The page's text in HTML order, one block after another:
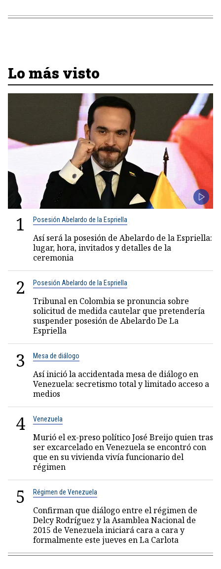
Lo más visto
1 Posesión Abelardo de la Espriella
Así será la posesión de Abelardo de la Espriella:
lugar, hora, invitados y detalles de la
ceremonia
2 Posesión Abelardo de la Espriella
Tribunal en Colombia se pronuncia sobre
solicitud de medida cautelar que pretendería
suspender posesión de Abelardo De La
Espriella
3 Mesa de diálogo
Así inició la accidentada mesa de diálogo en
Venezuela: secretismo total y limitado acceso a
medios
4 Venezuela
Murió el ex-preso político José Breijo quien tras
ser excarcelado en Venezuela se encontró con
que en su vivienda vivía funcionario del
régimen
5 Régimen de Venezuela
Confirman que diálogo entre el régimen de
Delcy Rodríguez y la Asamblea Nacional de
2015 de Venezuela iniciará cara a cara y
formalmente este jueves en La Carlota